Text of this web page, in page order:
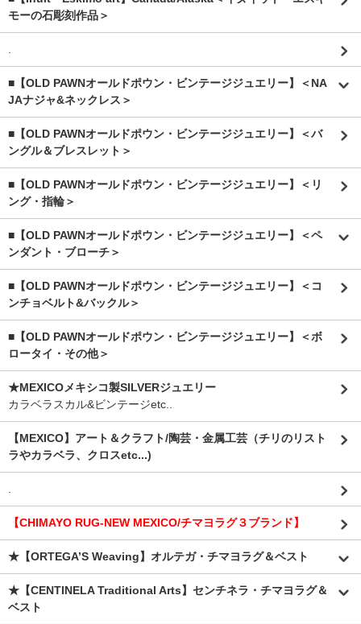
モーの石彫刻作品＞
■【OLD PAWNオールドポウン・ビンテージジュエリー】＜NA
JAナジャ&ネックレス＞
■【OLD PAWNオールドポウン・ビンテージジュエリー】＜バ
ングル＆ブレスレット＞
■【OLD PAWNオールドポウン・ビンテージジュエリー】＜リ
ング・指輪＞
■【OLD PAWNオールドポウン・ビンテージジュエリー】＜ペ
ンダント・ブローチ＞
■【OLD PAWNオールドポウン・ビンテージジュエリー】＜コ
ンチョベルト&バックル＞
■【OLD PAWNオールドポウン・ビンテージジュエリー】＜ボ
ロータイ・その他＞
★MEXICOメキシコ製SILVERジュエリー
カラベラスカル&ビンテージetc..
【MEXICO】アート＆クラフト/陶芸・金属工芸（チリのリスト
ラやカラベラ、クロスetc...)
【CHIMAYO RUG-NEW MEXICO/チマヨラグ３ブランド】
★【ORTEGA’S Weaving】オルテガ・チマヨラグ＆ベスト
★【CENTINELA Traditional Arts】センチネラ・チマヨラグ＆
ベスト